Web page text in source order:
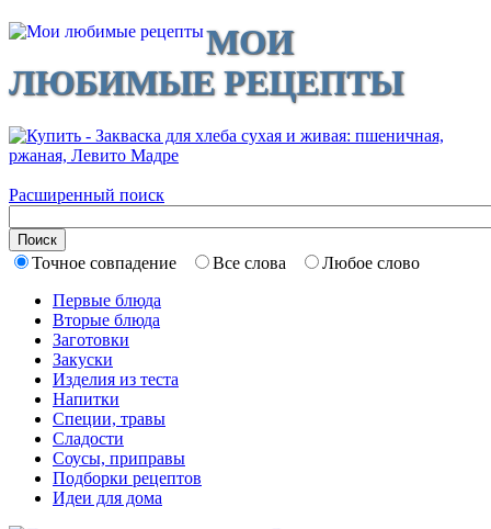
МОИ
ЛЮБИМЫЕ РЕЦЕПТЫ
Расширенный поиск
Точное совпадение Все слова
Любое слово
Первые блюда
Вторые блюда
Заготовки
Закуски
Изделия из теста
Напитки
Специи, травы
Сладости
Соусы, приправы
Подборки рецептов
Идеи для дома